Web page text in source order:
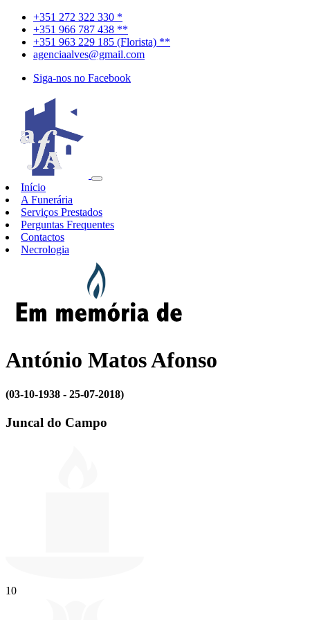
+351 272 322 330 *
+351 966 787 438 **
+351 963 229 185 (Florista) **
agenciaalves@gmail.com
Siga-nos no Facebook
Início
A Funerária
Serviços Prestados
Perguntas Frequentes
Contactos
Necrologia
António Matos Afonso
(03-10-1938 - 25-07-2018)
Juncal do Campo
10